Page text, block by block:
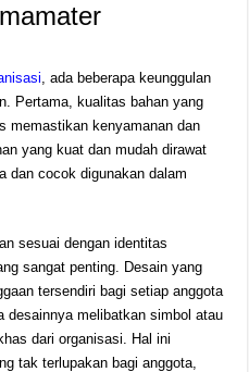
, ada beberapa keunggulan
Pertama, kualitas bahan yang
memastikan kenyamanan dan
yang kuat dan mudah dirawat
dan cocok digunakan dalam
sesuai dengan identitas
sangat penting. Desain yang
tersendiri bagi setiap anggota
desainnya melibatkan simbol atau
dari organisasi. Hal ini
tak terlupakan bagi anggota,